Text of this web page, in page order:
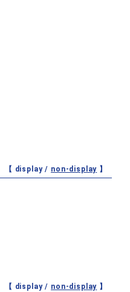
【 display / non-display 】
【 display / non-display 】